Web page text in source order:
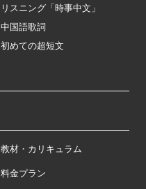
リスニング「時事中文」
中国語歌詞
初めての超短文
教材・カリキュラム
料金プラン